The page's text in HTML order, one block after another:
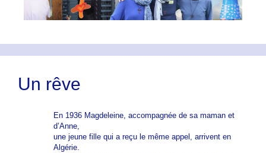
Un rêve
En 1936 Magdeleine, accompagnée de sa maman et
d’Anne,
une jeune fille qui a reçu le même appel, arrivent en
Algérie.